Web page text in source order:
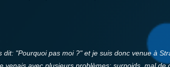
"Pourquoi pas moi ?" et je suis donc venue à